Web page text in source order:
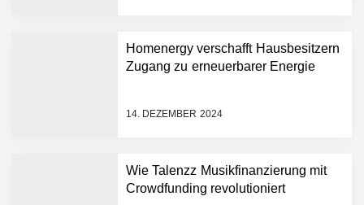
Homenergy verschafft Hausbesitzern
Zugang zu erneuerbarer Energie
14. DEZEMBER 2024
Wie Talenzz Musikfinanzierung mit
Crowdfunding revolutioniert
vernetzt erneut
Gründungsszene,